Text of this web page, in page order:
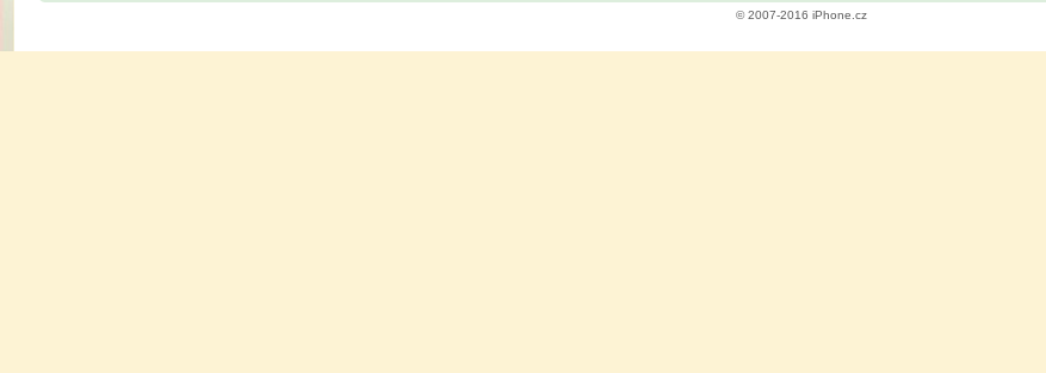
© 2007-2016 iPhone.cz